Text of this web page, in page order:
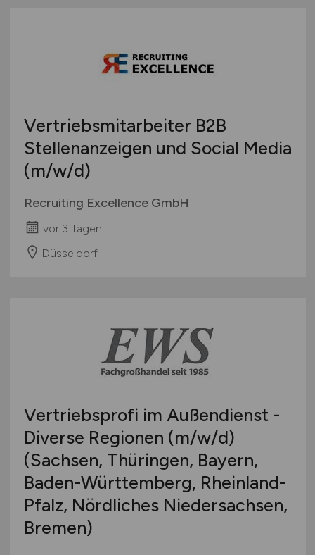
Vertriebsmitarbeiter B2B
Stellenanzeigen und Social Media
(m/w/d)
Recruiting Excellence GmbH
vor 3 Tagen
Düsseldorf
Vertriebsprofi im Außendienst -
Diverse Regionen (m/w/d)
(Sachsen, Thüringen, Bayern,
Baden-Württemberg, Rheinland-
Pfalz, Nördliches Niedersachsen,
Bremen)